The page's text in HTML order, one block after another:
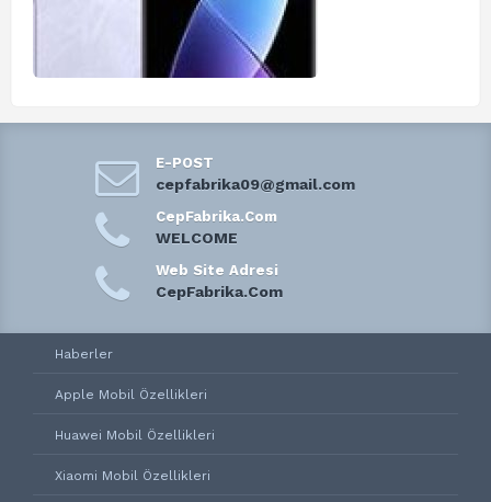
E-POST
cepfabrika09@gmail.com
CepFabrika.Com
WELCOME
Web Site Adresi
CepFabrika.Com
Haberler
Apple Mobil Özellikleri
Huawei Mobil Özellikleri
Xiaomi Mobil Özellikleri